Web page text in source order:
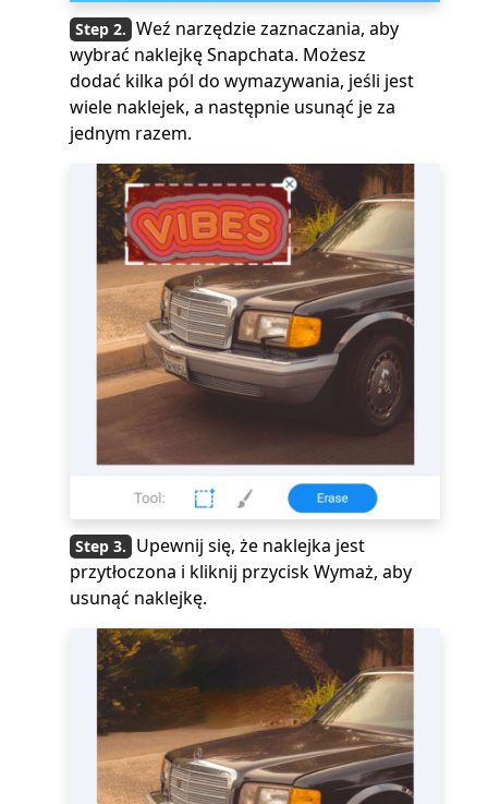
Weź narzędzie zaznaczania, aby
wybrać naklejkę Snapchata. Możesz
dodać kilka pól do wymazywania, jeśli jest
wiele naklejek, a następnie usunąć je za
jednym razem.
Upewnij się, że naklejka jest
przytłoczona i kliknij przycisk Wymaż, aby
usunąć naklejkę.